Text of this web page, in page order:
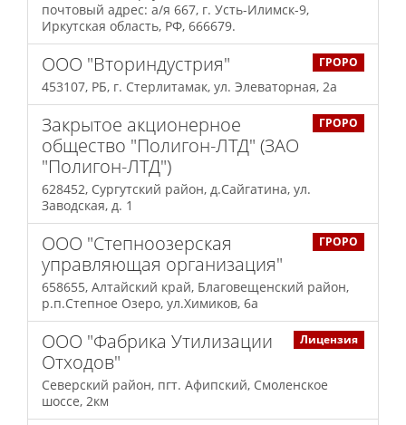
почтовый адрес: а/я 667, г. Усть-Илимск-9,
Иркутская область, РФ, 666679.
ГРОРО
ООО "Вториндустрия"
453107, РБ, г. Стерлитамак, ул. Элеваторная, 2а
ГРОРО
Закрытое акционерное
общество "Полигон-ЛТД" (ЗАО
"Полигон-ЛТД")
628452, Сургутский район, д.Сайгатина, ул.
Заводская, д. 1
ГРОРО
ООО "Степноозерская
управляющая организация"
658655, Алтайский край, Благовещенский район,
р.п.Степное Озеро, ул.Химиков, 6а
Лицензия
ООО "Фабрика Утилизации
Отходов"
Северский район, пгт. Афипский, Смоленское
шоссе, 2км